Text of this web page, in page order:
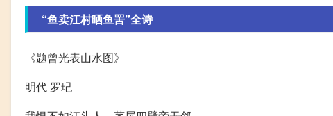
“鱼卖江村晒鱼罟”全诗
《题曾光表山水图》
明代 罗玘